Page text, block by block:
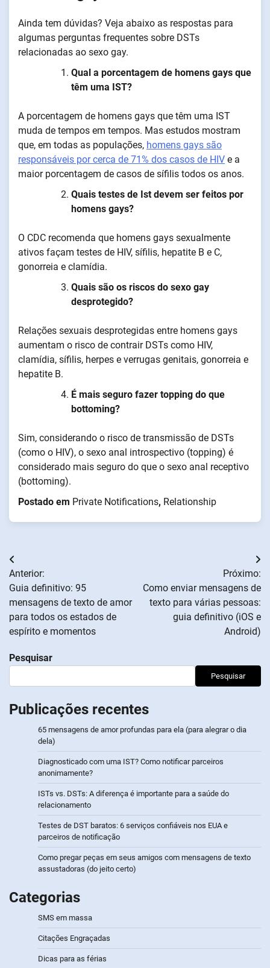
Ainda tem dúvidas? Veja abaixo as respostas para
algumas perguntas frequentes sobre DSTs
relacionadas ao sexo gay.
Qual a porcentagem de homens gays que
têm uma IST?
A porcentagem de homens gays que têm uma IST
muda de tempos em tempos. Mas estudos mostram
que, em todas as populações, homens gays são
responsáveis por cerca de 71% dos casos de HIV e a
maior porcentagem de casos de sífilis todos os anos.
Quais testes de Ist devem ser feitos por
homens gays?
O CDC recomenda que homens gays sexualmente
ativos façam testes de HIV, sífilis, hepatite B e C,
gonorreia e clamídia.
Quais são os riscos do sexo gay
desprotegido?
Relações sexuais desprotegidas entre homens gays
aumentam o risco de contrair DSTs como HIV,
clamídia, sífilis, herpes e verrugas genitais, gonorreia e
hepatite B.
É mais seguro fazer topping do que
bottoming?
Sim, considerando o risco de transmissão de DSTs
(como o HIV), o sexo anal introspectivo (topping) é
considerado mais seguro do que o sexo anal receptivo
(bottoming).
Postado em Private Notifications, Relationship
Navegação
de
artigos
Anterior:
Guia definitivo: 95
mensagens de texto de amor
para todos os estados de
espírito e momentos
Próximo:
Como enviar mensagens de
texto para várias pessoas:
guia definitivo (iOS e
Android)
Pesquisar
Pesquisar
Publicações recentes
65 mensagens de amor profundas para ela (para alegrar o dia
dela)
Diagnosticado com uma IST? Como notificar parceiros
anonimamente?
ISTs vs. DSTs: A diferença é importante para a saúde do
relacionamento
Testes de DST baratos: 6 serviços confiáveis nos EUA e
parceiros de notificação
Como pregar peças em seus amigos com mensagens de texto
assustadoras (do jeito certo)
Categorias
SMS em massa
Citações Engraçadas
Dicas para as férias